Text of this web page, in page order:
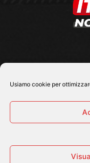
Usiamo cookie per
© 2026 Tutti i diritti riservati